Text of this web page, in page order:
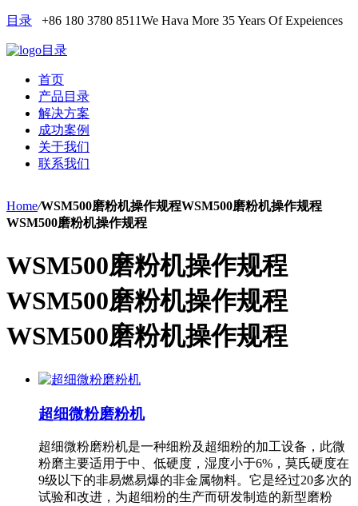
目录 +86 180 3780 8511We Hava More 35 Years Of Expeiences
目录
首页
产品目录
解决方案
成功案例
关于我们
联系我们
Home/WSM500磨粉机操作规程WSM500磨粉机操作规程
WSM500磨粉机操作规程
WSM500磨粉机操作规程
WSM500磨粉机操作规程
WSM500磨粉机操作规程
超细微粉磨粉机
超细微粉磨粉机是一种细粉及超细粉的加工设备，此微
粉磨主要适用于中、低硬度，湿度小于6%，莫氏硬度在
9级以下的非易燃易爆的非金属物料。它是经过20多次的
试验和改进，为超细粉的生产而研发制造的新型磨粉